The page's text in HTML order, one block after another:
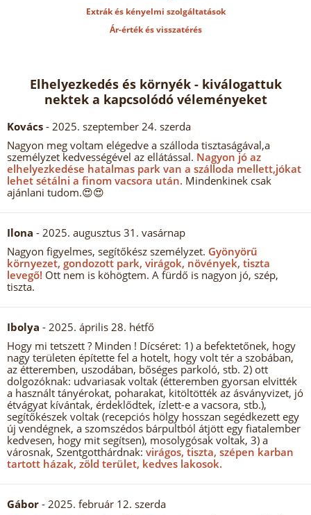
Extrák és kényelmi szolgáltatások
Ár-érték és visszatérés
Elhelyezkedés és környék - kiválogattuk
nektek a kapcsolódó véleményeket
Kovács - 2025. szeptember 24. szerda
Nagyon meg voltam elégedve a szálloda tisztaságával,a
személyzet kedvességével az ellátással. Nagyon jó az
elhelyezkedése hatalmas park van a szálloda mellett,jókat
lehet sétálni a finom vacsora után. Mindenkinek csak
ajánlani tudom.😍😍
Ilona - 2025. augusztus 31. vasárnap
Nagyon figyelmes, segítőkész személyzet. Gyönyörű
környezet, gondozott park, virágok, növények, tiszta
levegő! Ott nem is köhögtem. A fürdő is nagyon jó, szép,
tiszta.
Ibolya - 2025. április 28. hétfő
Hogy mi tetszett ? Minden ! Dícséret: 1) a befektetőnek, hogy
nagy területen építette fel a hotelt, hogy volt tér a szobában,
az étteremben, uszodában, bőséges parkoló, stb. 2) ott
dolgozóknak: udvariasak voltak (étteremben gyorsan elvitték
a használt tányérokat, poharakat, kitöltötték az ásványvizet, jó
étvágyat kívántak, érdeklődtek, ízlett-e a vacsora, stb.),
segítőkészek voltak (recepciós hölgy hosszan segédkezett egy
új vendégnek, a szomszédos bárpultból átjött egy fiatalember
kedvesen, hogy mit segítsen), mosolygósak voltak, 3) a
városnak, Szentgotthárdnak: virágos, tiszta, szépen karban
tartott házak, zöld terület, kedves lakosok.
Gábor - 2025. február 12. szerda